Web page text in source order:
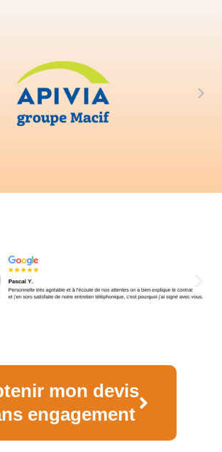
mon devis
engagement